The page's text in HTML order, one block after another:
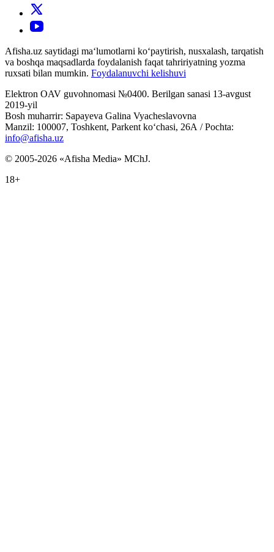
Afisha.uz saytidagi ma‘lumotlarni ko‘paytirish, nusxalash, tarqatish
va boshqa maqsadlarda foydalanish faqat tahririyatning yozma
ruxsati bilan mumkin. Foydalanuvchi kelishuvi
Elektron OAV guvohnomasi №0400. Berilgan sanasi 13-avgust
2019-yil
Bosh muharrir: Sapayeva Galina Vyacheslavovna
Manzil: 100007, Toshkent, Parkent ko‘chasi, 26А / Pochta:
info@afisha.uz
© 2005-2026 «Afisha Media» MChJ.
18+